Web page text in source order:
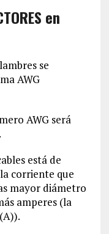
en
se
AWG
AWG será
está de
corriente que
mayor diámetro
amperes (la